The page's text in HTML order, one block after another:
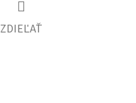
ZDIEĽAŤ